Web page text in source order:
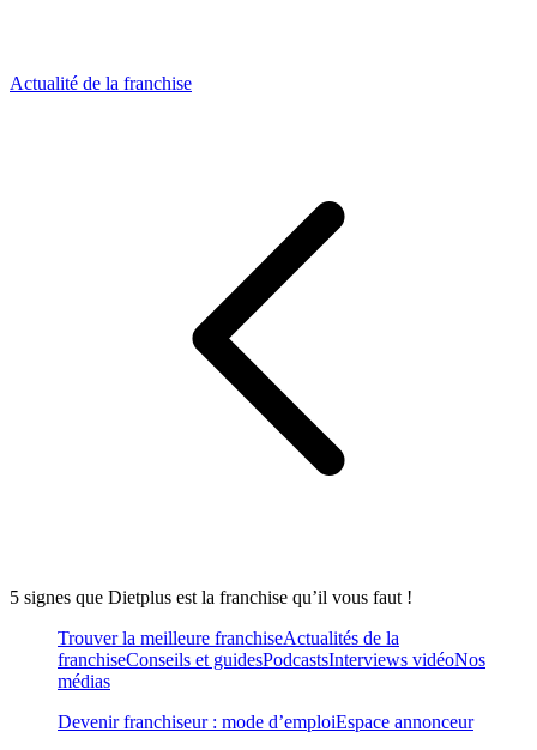
Actualité de la franchise
5 signes que Dietplus est la franchise qu’il vous faut !
Trouver la meilleure franchiseActualités de la
franchiseConseils et guidesPodcastsInterviews vidéoNos
médias
Devenir franchiseur : mode d’emploiEspace annonceur